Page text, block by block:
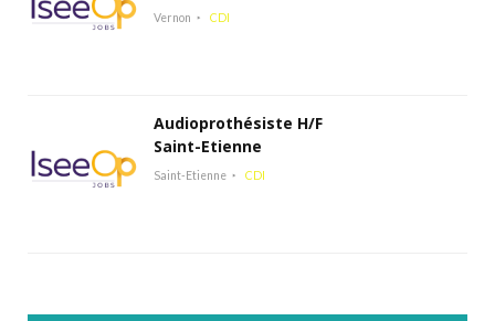
Vernon CDI
Audioprothésiste H/F
Saint-Etienne
Saint-Etienne CDI